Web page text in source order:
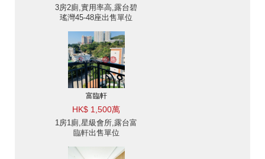
3房2廁,實用率高,露台碧
瑤灣45-48座出售單位
富臨軒
HK$ 1,500萬
1房1廁,星級會所,露台富
臨軒出售單位